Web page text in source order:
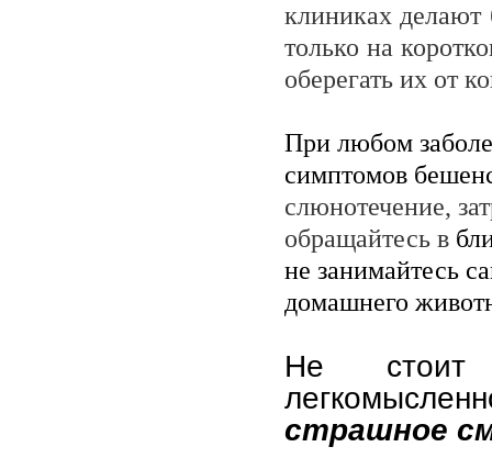
клиниках делают
только на
оберегать их от
При любом
симптомов
слюнотечение,
обращайтесь в
не занимайтесь
домашнего
Не стоит
страшное